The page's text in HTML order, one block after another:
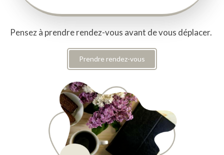
Pensez à prendre rendez-vous avant de vous déplacer.
Prendre rendez-vous